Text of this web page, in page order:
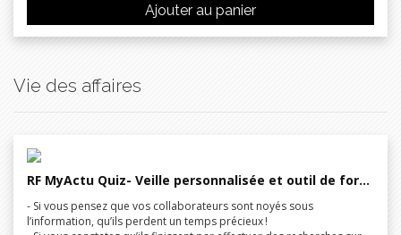
Ajouter au panier
Vie des affaires
RF MyActu Quiz- Veille personnalisée et outil de formation en ligne
- Si vous pensez que vos collaborateurs sont noyés sous
l’information, qu’ils perdent un temps précieux !